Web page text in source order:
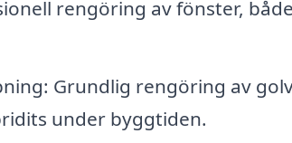
rengöring av fönster,
Grundlig rengöring av
under byggtiden.